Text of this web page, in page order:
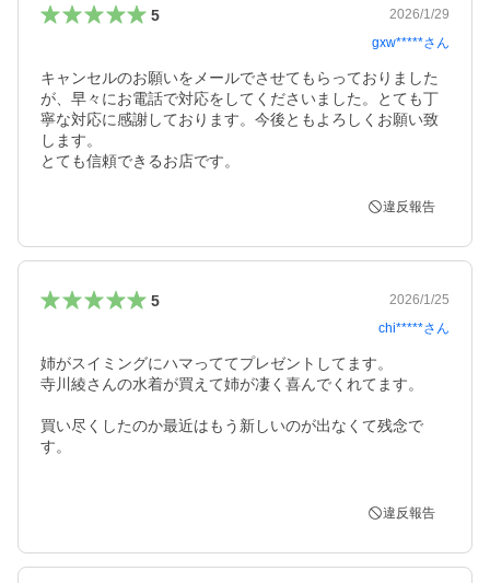
5
2026/1/29
gxw*****さん
キャンセルのお願いをメールでさせてもらっておりました
が、早々にお電話で対応をしてくださいました。とても丁
寧な対応に感謝しております。今後ともよろしくお願い致
します。
とても信頼できるお店です。
違反報告
5
2026/1/25
chi*****さん
姉がスイミングにハマっててプレゼントしてます。
寺川綾さんの水着が買えて姉が凄く喜んでくれてます。
買い尽くしたのか最近はもう新しいのが出なくて残念で
す。
違反報告